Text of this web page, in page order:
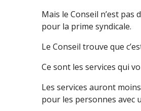
Mais le Conseil n’est pas
pour la prime syndicale.
Le Conseil trouve que
Ce sont les services qui
Les services auront
pour les personnes avec